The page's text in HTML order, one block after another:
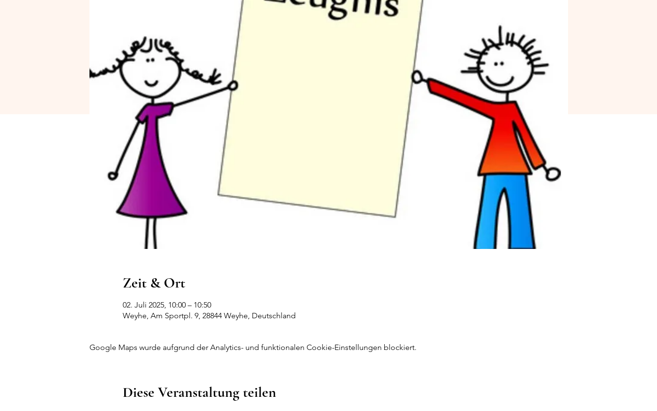
Zeit & Ort
02. Juli 2025, 10:00 – 10:50
Weyhe, Am Sportpl. 9, 28844 Weyhe, Deutschland
Google Maps wurde aufgrund der Analytics- und funktionalen Cookie-Einstellungen blockiert.
Diese Veranstaltung teilen